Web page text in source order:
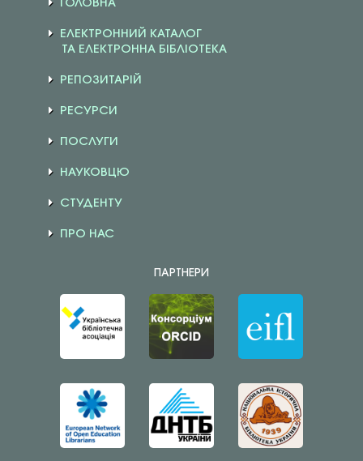
ГОЛОВНА
ЕЛЕКТРОННИЙ КАТАЛОГ
ТА ЕЛЕКТРОННА БІБЛІОТЕКА
РЕПОЗИТАРІЙ
РЕСУРСИ
ПОСЛУГИ
НАУКОВЦЮ
СТУДЕНТУ
ПРО НАС
ПАРТНЕРИ